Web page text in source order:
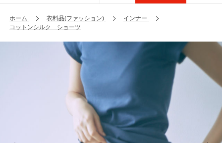
ホーム 衣料品(ファッション)
インナー
コットンシルク ショーツ